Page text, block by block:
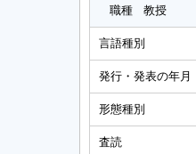
職種
教授
言語種別
発行・発表の年月
形態種別
査読